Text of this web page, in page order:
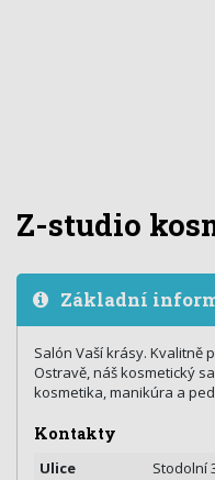
Z-studio
Základní
Salón Vaší krásy. Kvalitně
Ostravě, náš kosmetický
kosmetika, manikúra a
Kontakty
Ulice
Stodolní